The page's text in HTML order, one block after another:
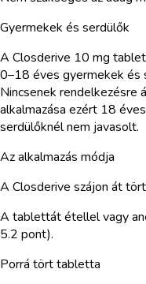
Gyermekek és serdülők
A Closderive 10 mg
0–18 éves gyermekek és
Nincsenek rendelkezésre
alkalmazása ezért 18
serdülőknél nem javasolt.
Az alkalmazás módja
A Closderive szájon át
A tablettát étellel vagy
5.2 pont).
Porrá tört tabletta